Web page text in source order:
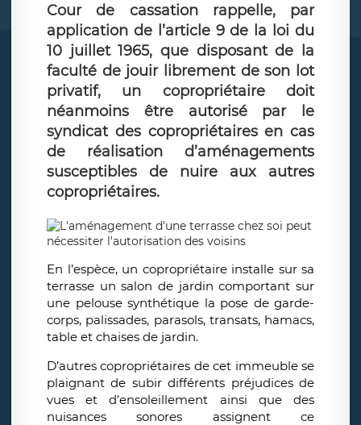
Cour de cassation rappelle, par
application de l’article 9 de la loi du
10 juillet 1965, que disposant de la
faculté de jouir librement de son lot
privatif, un copropriétaire doit
néanmoins être autorisé par le
syndicat des copropriétaires en cas
de réalisation d’aménagements
susceptibles de nuire aux autres
copropriétaires.
En l’espèce, un copropriétaire installe sur sa
terrasse un salon de jardin comportant sur
une pelouse synthétique la pose de garde-
corps, palissades, parasols, transats, hamacs,
table et chaises de jardin.
D’autres copropriétaires de cet immeuble se
plaignant de subir différents préjudices de
vues et d’ensoleillement ainsi que des
nuisances sonores assignent ce